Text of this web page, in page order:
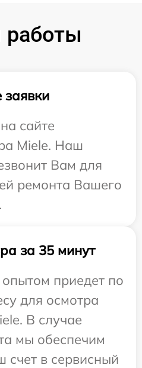
сайте
Miele. Наш
Вам для
ремонта Вашего
за 35 минут
приедет по
для осмотра
В случае
мы обеспечим
счет в сервисный